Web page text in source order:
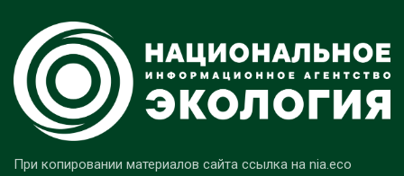
При копировании материалов сайта ссылка на nia.eco